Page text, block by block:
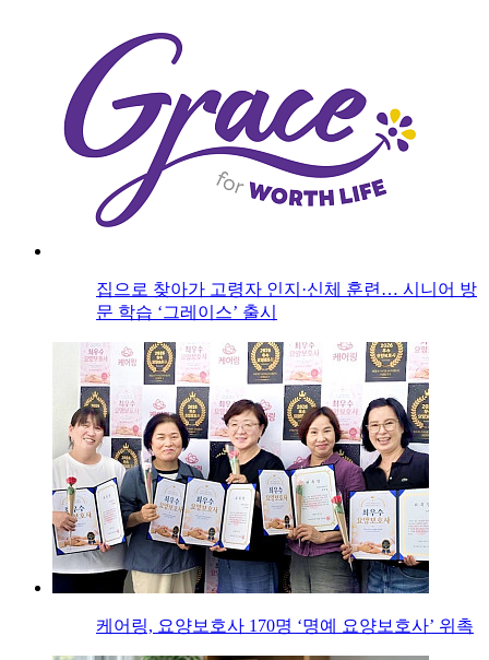
집으로 찾아가 고령자 인지·신체 훈련… 시니어 방
문 학습 ‘그레이스’ 출시
케어링, 요양보호사 170명 ‘명예 요양보호사’ 위촉